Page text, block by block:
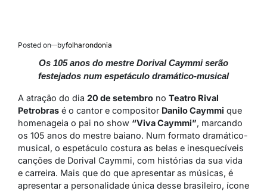
Posted on byfolharondonia
Os 105 anos do mestre Dorival Caymmi serão
festejados num espetáculo dramático-musical
A atração do dia 20 de setembro no Teatro Rival
Petrobras é o cantor e compositor Danilo Caymmi que
homenageia o pai no show “Viva Caymmi”, marcando
os 105 anos do mestre baiano. Num formato dramático-
musical, o espetáculo costura as belas e inesquecíveis
canções de Dorival Caymmi, com histórias da sua vida
e carreira. Mais que do que apresentar as músicas, é
apresentar a personalidade única desse brasileiro, ícone